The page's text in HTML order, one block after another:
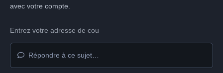
avec votre compte.
Répondre à ce sujet…